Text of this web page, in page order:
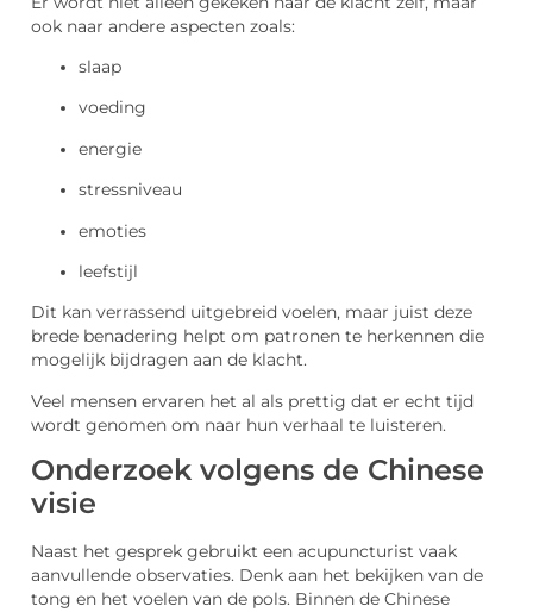
ook naar andere aspecten zoals:
slaap
voeding
energie
stressniveau
emoties
leefstijl
Dit kan verrassend uitgebreid voelen, maar juist deze
brede benadering helpt om patronen te herkennen die
mogelijk bijdragen aan de klacht.
Veel mensen ervaren het al als prettig dat er echt tijd
wordt genomen om naar hun verhaal te luisteren.
Onderzoek volgens de Chinese
visie
Naast het gesprek gebruikt een acupuncturist vaak
aanvullende observaties. Denk aan het bekijken van de
tong en het voelen van de pols. Binnen de Chinese